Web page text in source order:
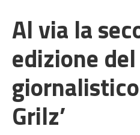
Al via la
edizione
Grilz’